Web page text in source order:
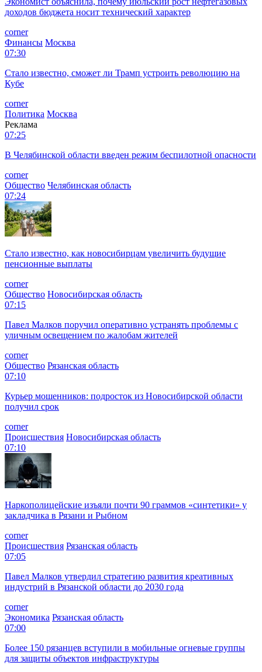
доходов бюджета носит технический характер
corner
Финансы Москва
07:30
Стало известно, сможет ли Трамп устроить революцию на
Кубе
corner
Политика Москва
Реклама
07:25
В Челябинской области введен режим беспилотной опасности
corner
Общество Челябинская область
07:24
Стало известно, как новосибирцам увеличить будущие
пенсионные выплаты
corner
Общество Новосибирская область
07:15
Павел Малков поручил оперативно устранять проблемы с
уличным освещением по жалобам жителей
corner
Общество Рязанская область
07:10
Курьер мошенников: подросток из Новосибирской области
получил срок
corner
Происшествия Новосибирская область
07:10
Наркополицейские изъяли почти 90 граммов «синтетики» у
закладчика в Рязани и Рыбном
corner
Происшествия Рязанская область
07:05
Павел Малков утвердил стратегию развития креативных
индустрий в Рязанской области до 2030 года
corner
Экономика Рязанская область
07:00
Более 150 рязанцев вступили в мобильные огневые группы
для защиты объектов инфраструктуры